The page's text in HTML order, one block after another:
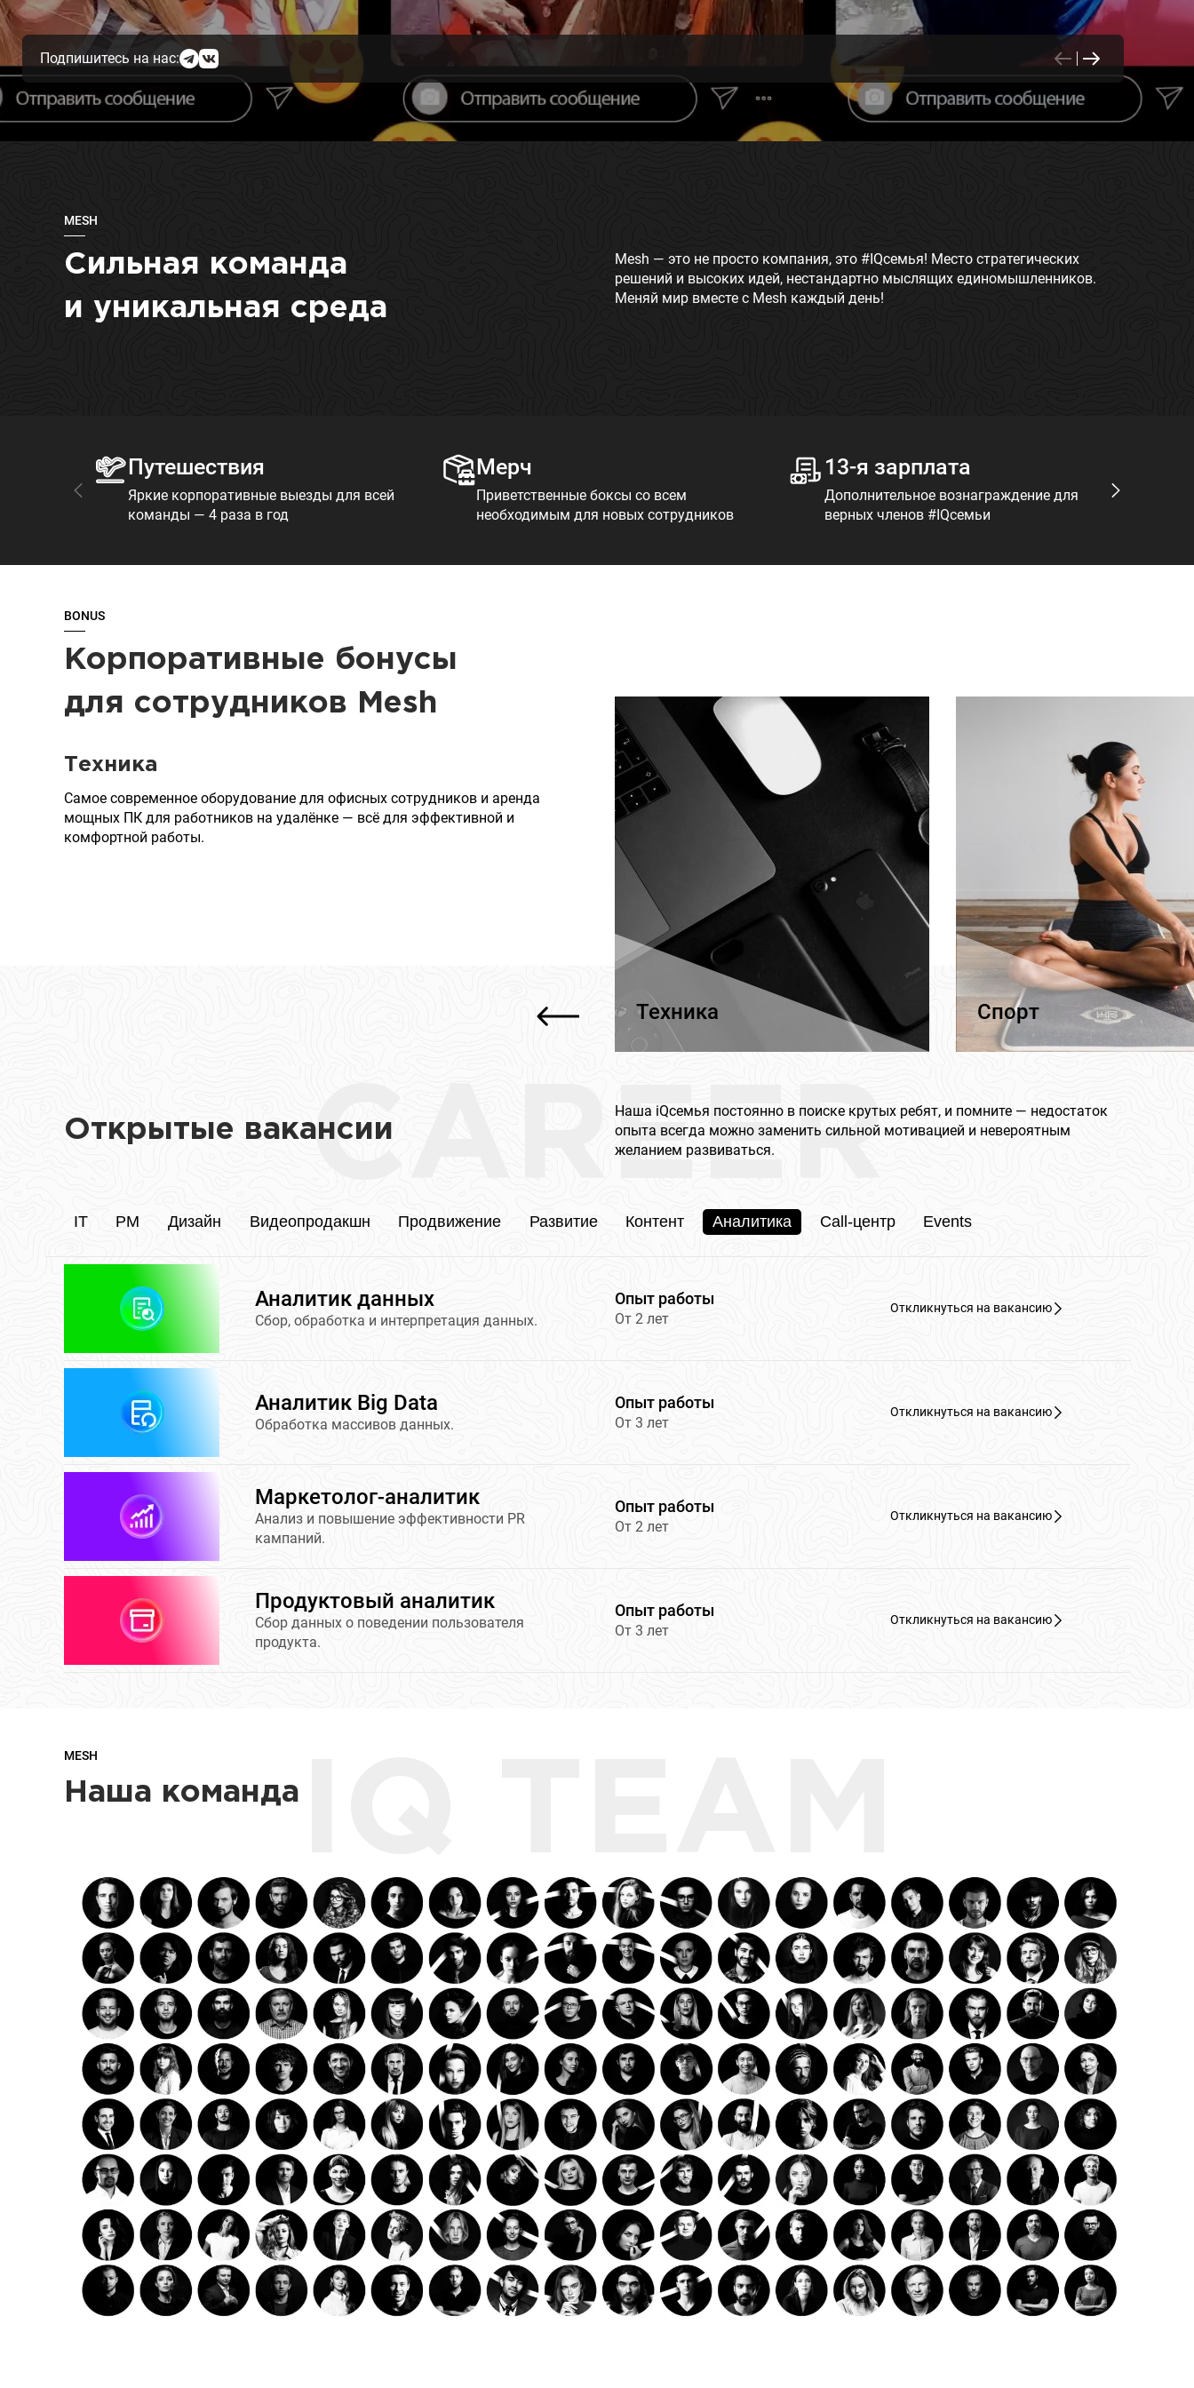
Подпишитесь на нас:
MESH
Сильная команда
и уникальная среда
Mesh — это не просто компания, это #IQсемья! Место стратегических
решений и высоких идей, нестандартно мыслящих единомышленников.
Меняй мир вместе с Mesh каждый день!
Путешествия
Яркие корпоративные выезды для всей
команды — 4 раза в год
Мерч
Приветственные боксы со всем
необходимым для новых сотрудников
13-я зарплата
Дополнительное вознаграждение для
верных членов #IQсемьи
BONUS
Корпоративные бонусы
для сотрудников Mesh
Техника
Самое современное оборудование для офисных сотрудников и аренда
мощных ПК для работников на удалёнке — всё для эффективной и
комфортной работы.
Техника Спорт
CAREER
Открытые вакансии
Наша iQсемья постоянно в поиске крутых ребят, и помните — недостаток
опыта всегда можно заменить сильной мотивацией и невероятным
желанием развиваться.
IT PM Дизайн Видеопродакшн Продвижение Развитие Контент Аналитика Call-центр Events
Аналитик данных
Сбор, обработка и интерпретация данных.
Опыт работы
От 2 лет
Откликнуться на вакансию
Аналитик Big Data
Обработка массивов данных.
Опыт работы
От 3 лет
Откликнуться на вакансию
Маркетолог-аналитик
Анализ и повышение эффективности PR
кампаний.
Опыт работы
От 2 лет
Откликнуться на вакансию
Продуктовый аналитик
Сбор данных о поведении пользователя
продукта.
Опыт работы
От 3 лет
Откликнуться на вакансию
MESH
Наша команда